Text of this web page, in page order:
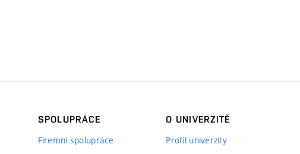
SPOLUPRÁCE
Firemní spolupráce
O UNIVERZITĚ
Profil univerzity